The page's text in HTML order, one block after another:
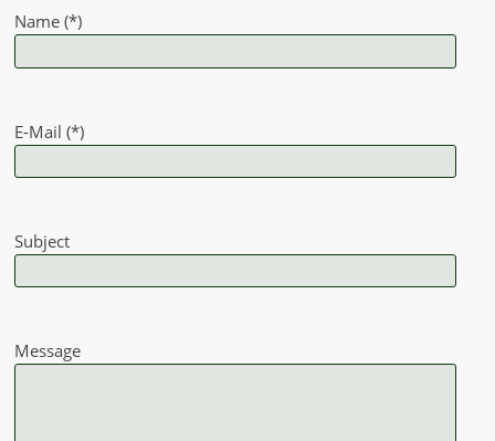
Name (*)
E-Mail (*)
Subject
Message